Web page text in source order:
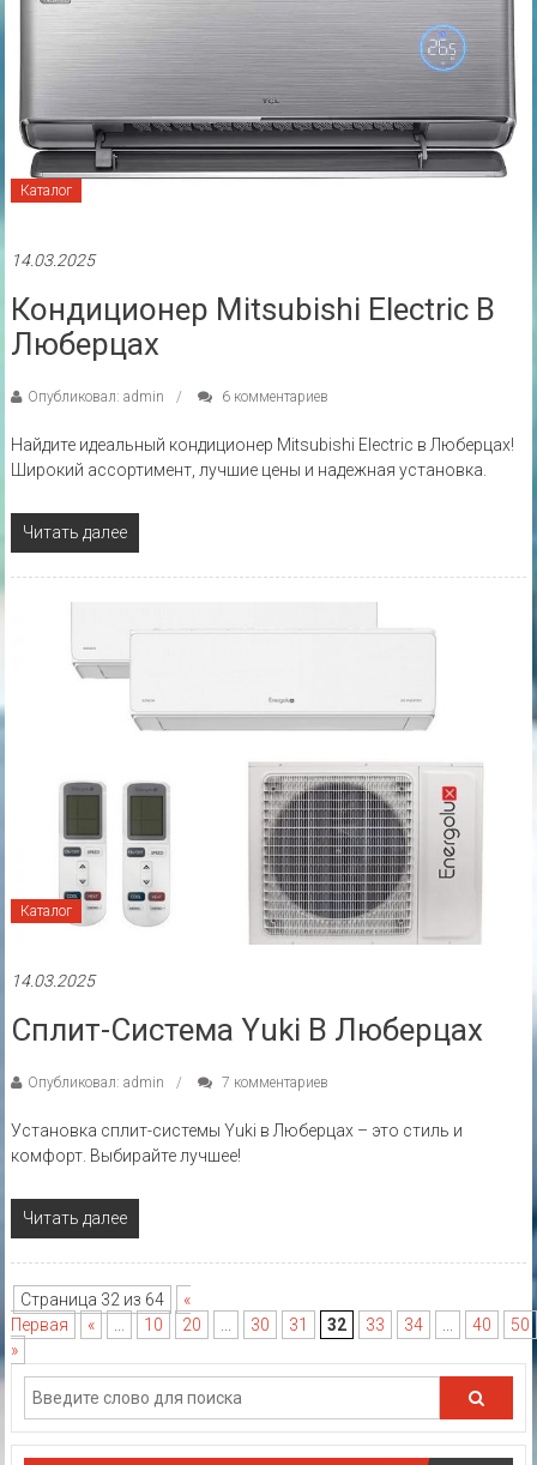
Каталог
14.03.2025
Кондиционер Mitsubishi Electric В
Люберцах
Опубликовал: admin 6 комментариев
Найдите идеальный кондиционер Mitsubishi Electric в Люберцах!
Широкий ассортимент, лучшие цены и надежная установка.
Читать далее
Каталог
14.03.2025
Сплит-Система Yuki В Люберцах
Опубликовал: admin 7 комментариев
Установка сплит-системы Yuki в Люберцах – это стиль и
комфорт. Выбирайте лучшее!
Читать далее
Страница 32 из 64
«
Первая
« ... 10 20 ... 30 31 32 33 34 ... 40
50
»